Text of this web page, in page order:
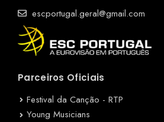
escportugal.geral@gmail.com
Parceiros Oficiais
Festival da Canção - RTP
Young Musicians